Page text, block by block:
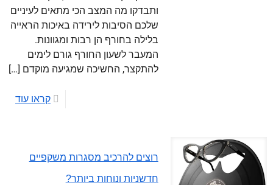
ותבדקו מה המצב הכי מתאים לעיניים
שלכם הסיבות לירידה באיכות הראייה
בלילה בחורף הן רבות ומגוונות.
המעבר לשעון החורף גורם לימים
להתקצר, החשיכה שמגיעה מוקדם […]
קראו עוד
רוצים להרכיב מסגרות משקפיים
חדשניות ונוחות ביותר?